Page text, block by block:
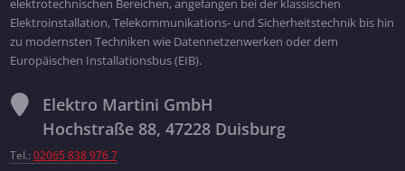
elektrotechnischen Bereichen, angefangen bei der klassischen
Elektroinstallation, Telekommunikations- und Sicherheitstechnik bis hin
zu modernsten Techniken wie Datennetzenwerken oder dem
Europäischen Installationsbus (EIB).
Elektro Martini GmbH
Hochstraße 88, 47228 Duisburg
Tel.: 02065 838 976 7